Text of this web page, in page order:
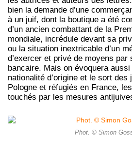
bien la demande d’une
à un juif, dont la boutique a été
d’un ancien combattant de la
mondiale, incrédule devant sa
ou la situation inextricable d’un
d’exercer et privé de moyens par
bancaire. Mais on évoquera
nationalité d’origine et le sort
Pologne et réfugiés en France,
touchés par les mesures
Phot. © Simon